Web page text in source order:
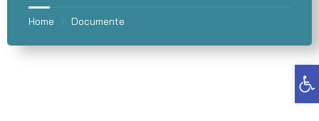
Deschide bara de unelte
Home / Documente